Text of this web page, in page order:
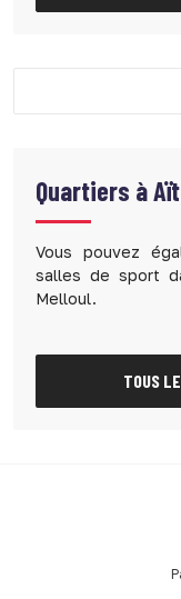
Quartiers à
Vous pouvez
salles de sport
Melloul.
TOUS